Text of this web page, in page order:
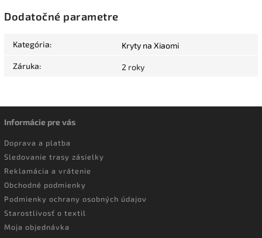
Dodatočné parametre
Kategória: Kryty na Xiaomi
Záruka: 2 roky
Informácie pre vás
Doprava a platba
Sledovanie trasy zásielky
Reklamácia a vrátenie
Obchodné podmienky
Podmienky ochrany osobných údajov
Starostlivosť o textil
Moja objednávka